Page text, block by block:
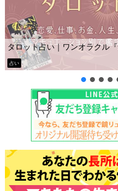
タロット占い｜ワンオラクル
占い